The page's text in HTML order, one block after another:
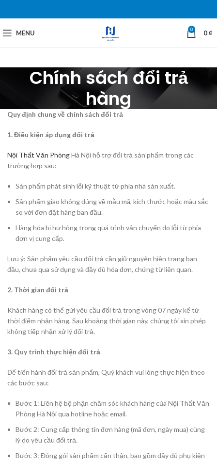
MENU 0 0₫
Chính sách đổi trả
hàng
Quy định chung về chính sách đổi trả
1. Điều kiện áp dụng đổi trả
Nội Thất Văn PhòngHà Nội hỗ trợ đổi trả sản phẩm trong các
trường hợp sau:
Sản phẩm phát sinh lỗi kỹ thuật từ phía nhà sản xuất.
Sản phẩm giao không đúng về mẫu mã, kích thước hoặc màu sắc
so với đơn đặt hàng ban đầu.
Hàng hóa bị hư hỏng trong quá trình vận chuyển do lỗi từ phía
đơn vị cung cấp.
Lưu ý: Sản phẩm yêu cầu đổi trả cần giữ nguyên hiện trạng ban
đầu, chưa qua sử dụng và đầy đủ hóa đơn, chứng từ liên quan.
2. Thời gian đổi trả
Khách hàng có thể gửi yêu cầu đổi trả trong vòng 07 ngày kể từ
thời điểm nhận hàng. Sau khoảng thời gian này, chúng tôi xin phép
không tiếp nhận xử lý đổi trả.
3. Quy trình thực hiện đổi trả
Để tiến hành đổi trả sản phẩm, Quý khách vui lòng thực hiện theo
các bước sau:
Bước 1: Liên hệ bộ phận chăm sóc khách hàng của Nội Thất Văn
Phòng Hà Nội qua hotline hoặc email.
Bước 2: Cung cấp thông tin đơn hàng (mã đơn, ngày mua) cùng
lý do yêu cầu đổi trả.
Bước 3: Đóng gói sản phẩm cẩn thận, bao gồm đầy đủ phụ kiện